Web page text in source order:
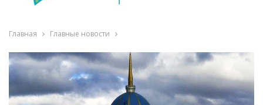
Главная Главные новости